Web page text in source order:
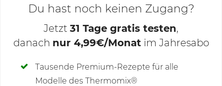
Deine Notizen
Du hast noch keinen Zugang?
Jetzt 31 Tage gratis testen,
danach nur 4,99€/Monat im Jahresabo
Tausende Premium-Rezepte für alle
Modelle des Thermomix®